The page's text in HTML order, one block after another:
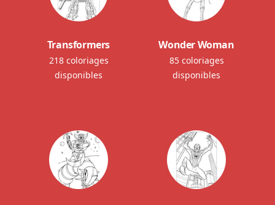
Transformers
218 coloriages
disponibles
Wonder Woman
85 coloriages
disponibles